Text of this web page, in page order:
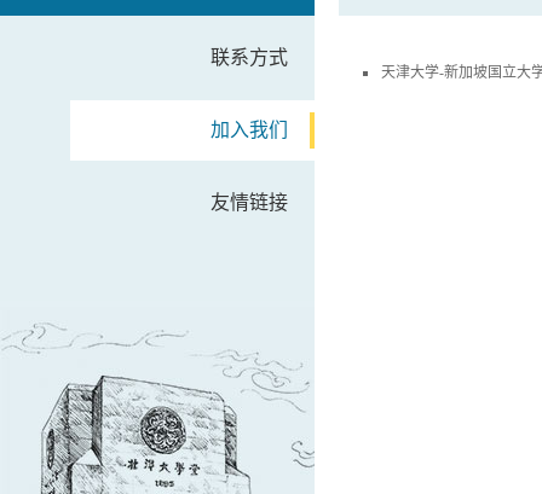
联系方式
加入我们
友情链接
天津大学-新加坡国立大